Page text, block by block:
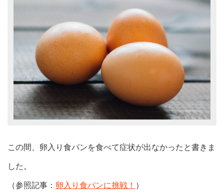
この間、卵入り食パンを食べて症状が出なかったと書きま
した。
（参照記事： 卵入り食パンに挑戦！ ）